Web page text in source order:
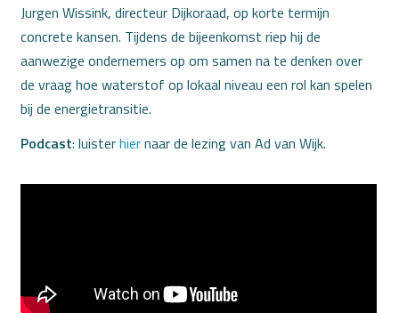
Jurgen Wissink, directeur Dijkoraad, op korte termijn
concrete kansen. Tijdens de bijeenkomst riep hij de
aanwezige ondernemers op om samen na te denken over
de vraag hoe waterstof op lokaal niveau een rol kan spelen
bij de energietransitie.
Podcast: luisterhiernaar de lezing van Ad van Wijk.